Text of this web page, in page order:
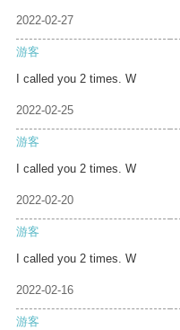
2022-02-27
游客
I called you 2 times. W
2022-02-25
游客
I called you 2 times. W
2022-02-20
游客
I called you 2 times. W
2022-02-16
游客